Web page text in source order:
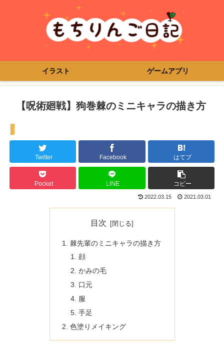
イラスト ゲームアプリ
【呪術廻戦】狗巻棘のミニキャラの描き方
イラスト
Twitter Facebook はてブ
Pocket LINE コピー
2022.03.15 2021.03.01
目次
棘先輩のミニキャラの描き方
顔
かみの毛
口元
服
手足
色塗りメイキング